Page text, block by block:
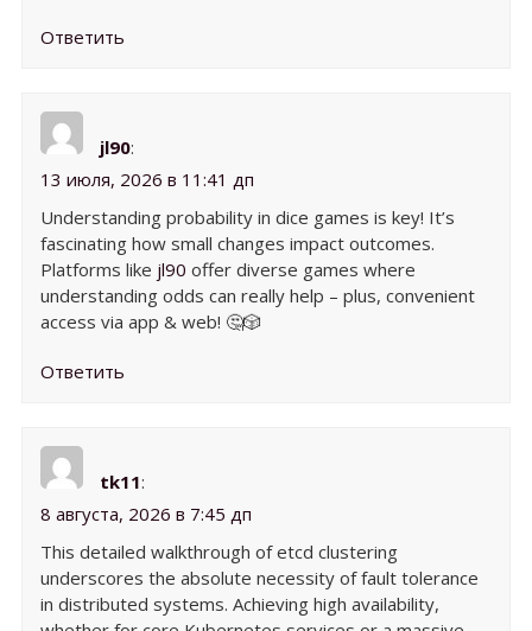
Ответить
jl90:
13 июля, 2026 в 11:41 дп
Understanding probability in dice games is key! It’s
fascinating how small changes impact outcomes.
Platforms like jl90 offer diverse games where
understanding odds can really help – plus, convenient
access via app & web! 🤔🎲
Ответить
tk11:
8 августа, 2026 в 7:45 дп
This detailed walkthrough of etcd clustering
underscores the absolute necessity of fault tolerance
in distributed systems. Achieving high availability,